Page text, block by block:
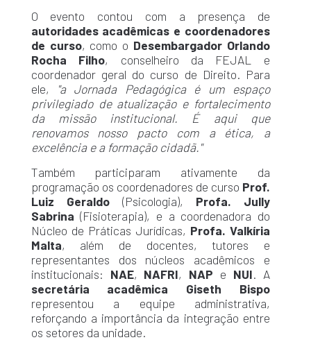
O evento contou com a presença de
autoridades acadêmicas e coordenadores
de curso, como o Desembargador Orlando
Rocha Filho, conselheiro da FEJAL e
coordenador geral do curso de Direito. Para
ele,
"a Jornada Pedagógica é um espaço
privilegiado de atualização e fortalecimento
da missão institucional. É aqui que
renovamos nosso pacto com a ética, a
excelência e a formação cidadã."
Também participaram ativamente da
programação os coordenadores de curso Prof.
Luiz Geraldo(Psicologia), Profa. Jully
Sabrina (Fisioterapia), e a coordenadora do
Núcleo de Práticas Jurídicas, Profa. Valkíria
Malta, além de docentes, tutores e
representantes dos núcleos acadêmicos e
institucionais: NAE, NAFRI, NAP e NUI. A
secretária acadêmica Giseth Bispo
representou a equipe administrativa,
reforçando a importância da integração entre
os setores da unidade.